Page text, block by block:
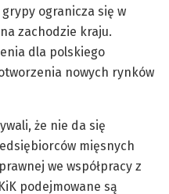
ogranicza się w
zachodzie kraju.
dla polskiego
nowych rynków
że nie da się
mięsnych
we współpracy z
podejmowane są